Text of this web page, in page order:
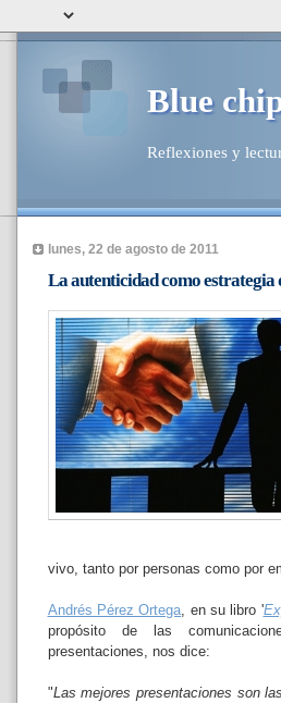
Blue
Reflexiones y
lunes, 22 de agosto de 2011
La autenticidad como estrategia
vivo, tanto por personas como por
Andrés Pérez Ortega , en su libro '
propósito de las
presentaciones, nos dice:
"Las mejores presentaciones son